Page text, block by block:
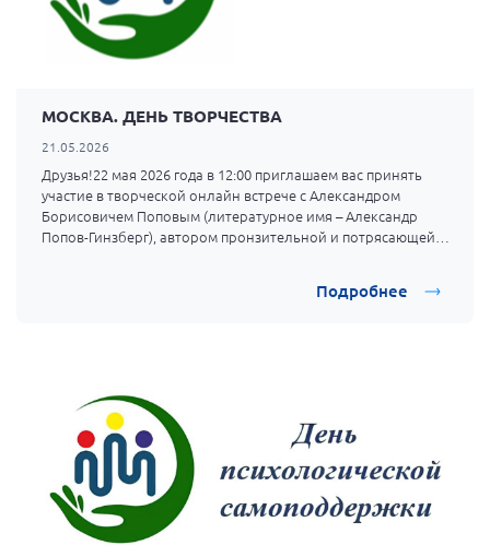
г. Севастополь
Самарская область СОРС
Самарская область СГОРС
Смоленская область
Ставропольский край
Челябинская область
Ярославская область
МОСКВА. ДЕНЬ ТВОРЧЕСТВА
21.05.2026
Друзья!22 мая 2026 года в 12:00 приглашаем вас принять
участие в творческой онлайн встрече с Александром
Борисовичем Поповым (литературное имя – Александр
Попов-Гинзберг), автором пронзительной и потрясающей
Подробнее